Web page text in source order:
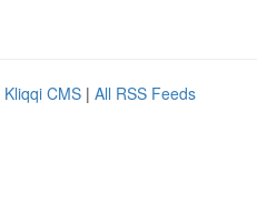
Kliqqi CMS | All RSS Feeds